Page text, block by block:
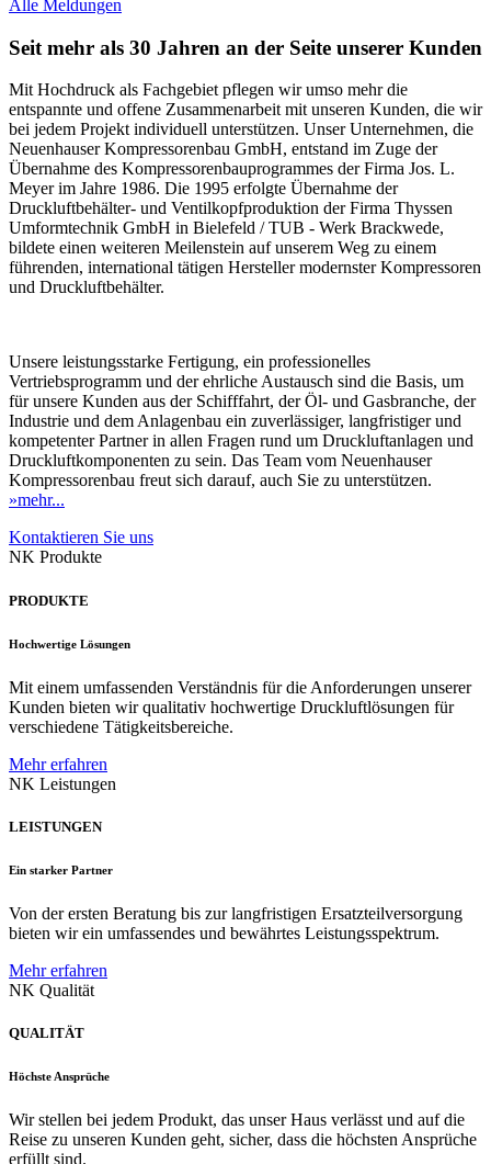
Alle Meldungen
Seit mehr als 30 Jahren an der Seite unserer Kunden
Mit Hochdruck als Fachgebiet pflegen wir umso mehr die
entspannte und offene Zusammenarbeit mit unseren Kunden, die wir
bei jedem Projekt individuell unterstützen. Unser Unternehmen, die
Neuenhauser Kompressorenbau GmbH, entstand im Zuge der
Übernahme des Kompressorenbauprogrammes der Firma Jos. L.
Meyer im Jahre 1986. Die 1995 erfolgte Übernahme der
Druckluftbehälter- und Ventilkopfproduktion der Firma Thyssen
Umformtechnik GmbH in Bielefeld / TUB - Werk Brackwede,
bildete einen weiteren Meilenstein auf unserem Weg zu einem
führenden, international tätigen Hersteller modernster Kompressoren
und Druckluftbehälter.
Unsere leistungsstarke Fertigung, ein professionelles
Vertriebsprogramm und der ehrliche Austausch sind die Basis, um
für unsere Kunden aus der Schifffahrt, der Öl- und Gasbranche, der
Industrie und dem Anlagenbau ein zuverlässiger, langfristiger und
kompetenter Partner in allen Fragen rund um Druckluftanlagen und
Druckluftkomponenten zu sein. Das Team vom Neuenhauser
Kompressorenbau freut sich darauf, auch Sie zu unterstützen.
»mehr...
Kontaktieren Sie uns
NK Produkte
PRODUKTE
Hochwertige Lösungen
Mit einem umfassenden Verständnis für die Anforderungen unserer
Kunden bieten wir qualitativ hochwertige Druckluftlösungen für
verschiedene Tätigkeitsbereiche.
Mehr erfahren
NK Leistungen
LEISTUNGEN
Ein starker Partner
Von der ersten Beratung bis zur langfristigen Ersatzteilversorgung
bieten wir ein umfassendes und bewährtes Leistungsspektrum.
Mehr erfahren
NK Qualität
QUALITÄT
Höchste Ansprüche
Wir stellen bei jedem Produkt, das unser Haus verlässt und auf die
Reise zu unseren Kunden geht, sicher, dass die höchsten Ansprüche
erfüllt sind.